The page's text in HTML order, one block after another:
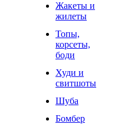
Жакеты и
жилеты
Топы,
корсеты,
боди
Худи и
свитшоты
Шуба
Бомбер